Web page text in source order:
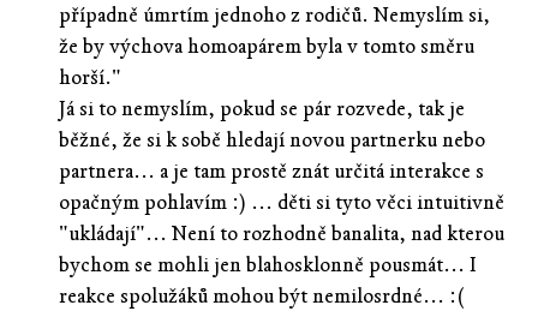
případně úmrtím jednoho z rodičů. Nemyslím si,
že by výchova homoapárem byla v tomto směru
horší."
Já si to nemyslím, pokud se pár rozvede, tak je
běžné, že si k sobě hledají novou partnerku nebo
partnera... a je tam prostě znát určitá interakce s
opačným pohlavím :) ... děti si tyto věci intuitivně
"ukládají"... Není to rozhodně banalita, nad kterou
bychom se mohli jen blahosklonně pousmát... I
reakce spolužáků mohou být nemilosrdné... :(